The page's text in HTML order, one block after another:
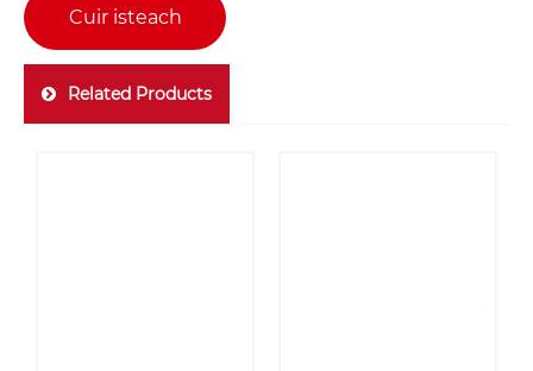
Cuir isteach
Related Products